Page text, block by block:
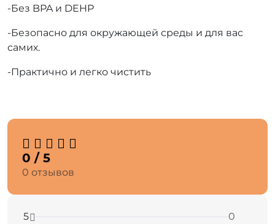
-Без BPA и DEHP
-Безопасно для окружающей среды и для вас
самих.
-Практично и легко чистить
0 / 5
0 отзывов
5
0